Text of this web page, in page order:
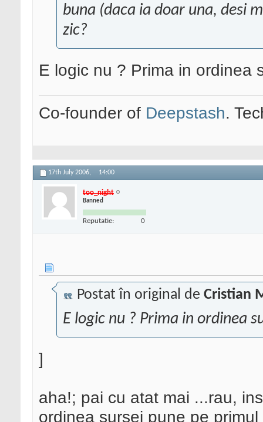
buna (daca ia doar una, desi
zic?
E logic nu ? Prima in ordinea
Co-founder of Deepstash.
17th July 2006, 14:00
too_night
Banned
Reputatie: 0
Postat în original de Cristian
E logic nu ? Prima in ordinea
]
aha!; pai cu atat mai ...rau,
ordinea sursei pune pe